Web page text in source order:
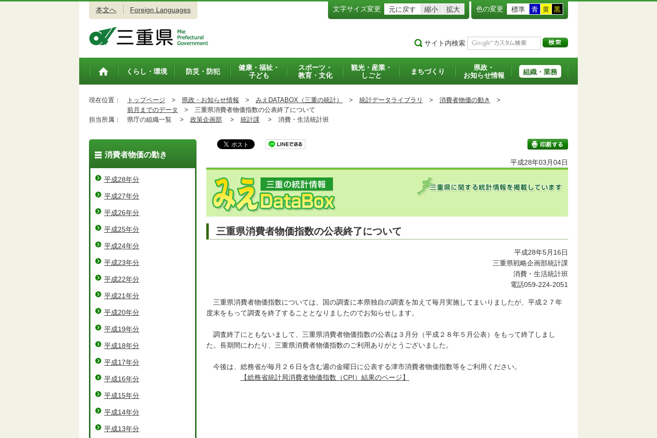
本文へ Foreign Languages 文字サイズ変更 元に戻す 縮小 拡大 色の変更 標準 青 黄 黒
サイト内検索
トップペ
くらし・環境 防災・防犯
健康・福祉・
子ども
スポーツ・
教育・文化
観光・産業・
しごと
まちづくり
県政・
お知らせ情報
組織・業務
現在位置： トップページ > 県政・お知らせ情報 > みえDATABOX（三重の統計） > 統計データライブラリ > 消費者物価の動き
>
前月までのデータ
> 三重県消費者物価指数の公表終了について
担当所属：
県庁の組織一覧 > 政策企画部 > 統計課 > 消費・生活統計班
印刷する
平成28年03月04日
三重県消費者物価指数の公表終了について
平成28年5月16日
三重県戦略企画部統計課
消費・生活統計班
電話059-224-2051
三重県消費者物価指数については、国の調査に本県独自の調査を加えて毎月実施してまいりましたが、平成２７年
度末をもって調査を終了することとなりましたのでお知らせします。
調査終了にともないまして、三重県消費者物価指数の公表は３月分（平成２８年５月公表）をもって終了しまし
た。長期間にわたり、三重県消費者物価指数のご利用ありがとうございました。
今後は、総務省が毎月２６日を含む週の金曜日に公表する津市消費者物価指数等をご利用ください。
【総務省統計局消費者物価指数（CPI）結果のページ】
消費者物価の動き
平成28年分
平成27年分
平成26年分
平成25年分
平成24年分
平成23年分
平成22年分
平成21年分
平成20年分
平成19年分
平成18年分
平成17年分
平成16年分
平成15年分
平成14年分
平成13年分